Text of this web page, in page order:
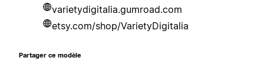
varietydigitalia.gumroad.com
etsy.com/shop/VarietyDigitalia
Partager ce modèle